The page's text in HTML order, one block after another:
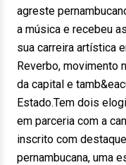
agreste
a música e recebeu
sua carreira artística
Reverbo, movimento
da capital e
Estado.Tem dois
em parceria com a
inscrito com
pernambucana, uma